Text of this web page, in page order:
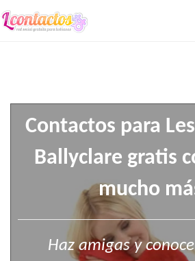
Contactos para
Ballyclare gratis
mucho
Haz amigas y